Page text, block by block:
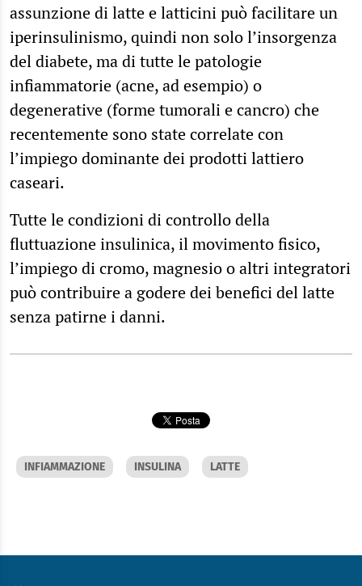
assunzione di latte e latticini può facilitare un
iperinsulinismo, quindi non solo l’insorgenza
del diabete, ma di tutte le patologie
infiammatorie (acne, ad esempio) o
degenerative (forme tumorali e cancro) che
recentemente sono state correlate con
l’impiego dominante dei prodotti lattiero
caseari.
Tutte le condizioni di controllo della
fluttuazione insulinica, il movimento fisico,
l’impiego di cromo, magnesio o altri integratori
può contribuire a godere dei benefici del latte
senza patirne i danni.
INFIAMMAZIONE INSULINA LATTE